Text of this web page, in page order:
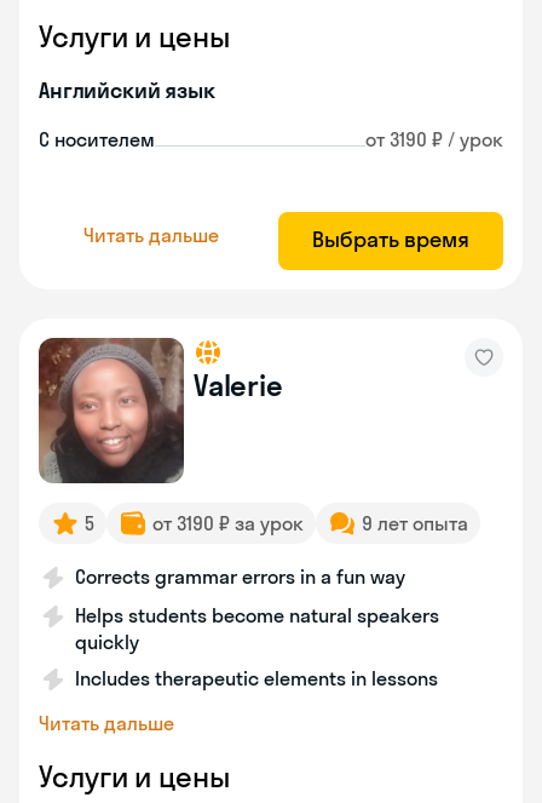
Услуги и цены
Английский язык
С носителем от 3190 ₽ / урок
Читать дальше Выбрать время
Valerie
5 от 3190 ₽ за урок 9 лет опыта
Corrects grammar errors in a fun way
Helps students become natural speakers
quickly
Includes therapeutic elements in lessons
Читать дальше
Услуги и цены